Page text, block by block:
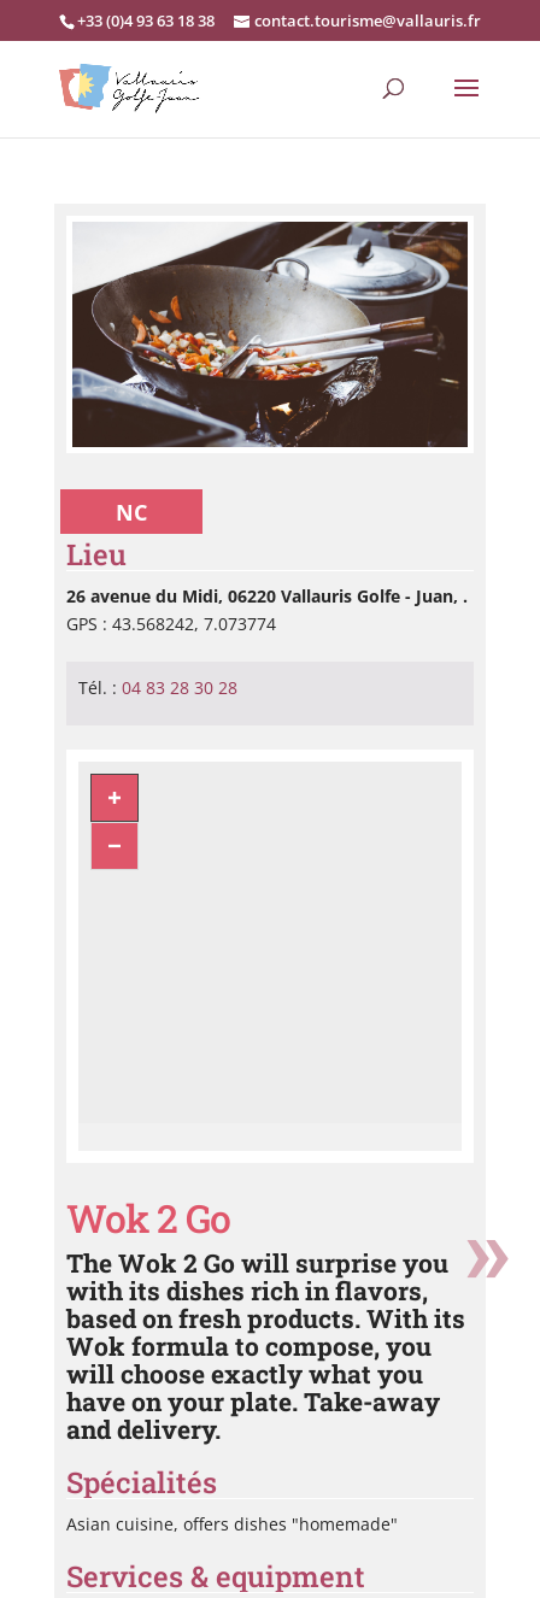
+33 (0)4 93 63 18 38 contact.tourisme@vallauris.fr
NC
Lieu
26 avenue du Midi, 06220 Vallauris Golfe - Juan, .
GPS : 43.568242, 7.073774
Tél. : 04 83 28 30 28
Wok 2 Go
The Wok 2 Go will surprise you
with its dishes rich in flavors,
based on fresh products. With its
Wok formula to compose, you
will choose exactly what you
have on your plate. Take-away
and delivery.
Spécialités
Asian cuisine, offers dishes "homemade"
Services & equipment